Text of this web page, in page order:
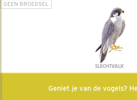
GEEN BROEDSEL
SLECHTVALK
Geniet je van de vogels?